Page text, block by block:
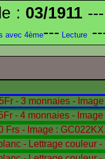
: 03/1911
avec 4ème--- Lecture